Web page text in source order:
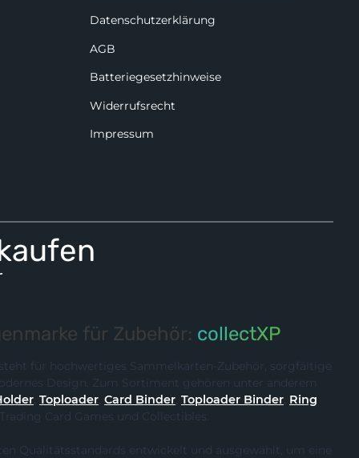
Datenschutzerklärung
AGB
Batteriegesetzhinweise
Widerrufsrecht
Impressum
für Zubehör: collectXP
für hochwertiges Sammelkarten-Zubehör, sorgfältige
Design. Zum Sortiment gehören unter anderem
, Toploader, Card Binder, Toploader Binder, Ring
Card Games und Collectibles.
Qualitätsstandards entwickelt und ausgewählt, um eine